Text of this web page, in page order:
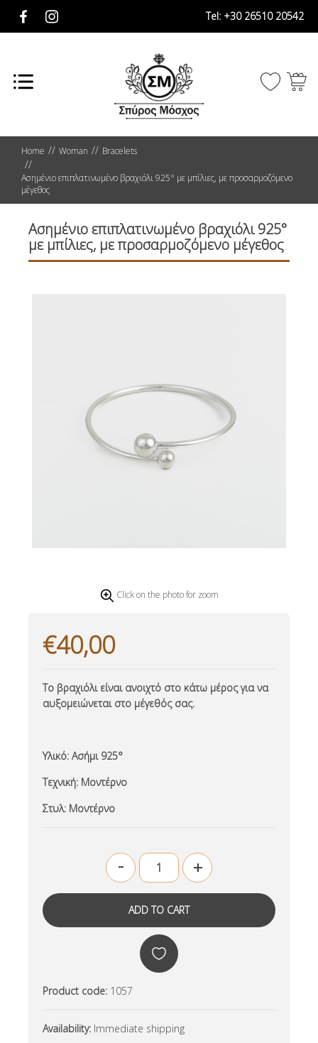
Tel: +30 26510 20542
Home Woman Bracelets
Ασημένιο επιπλατινωμένο βραχιόλι 925° με μπίλιες, με προσαρμοζόμενο
μέγεθος
Ασημένιο επιπλατινωμένο βραχιόλι 925°
με μπίλιες, με προσαρμοζόμενο μέγεθος
Click on the photo for zoom
€40,00
Το βραχιόλι είναι ανοιχτό στο κάτω μέρος για να
αυξομειώνεται στο μέγεθός σας.
Υλικό: Ασήμι 925°
Τεχνική: Μοντέρνο
Στυλ: Μοντέρνο
- +
Product code: 1057
Availability: Immediate shipping